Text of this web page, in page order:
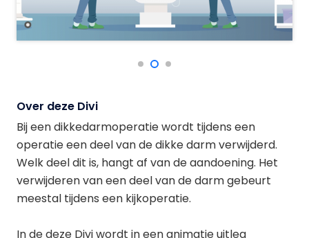
Over deze Divi
Bij een dikkedarmoperatie wordt tijdens een
operatie een deel van de dikke darm verwijderd.
Welk deel dit is, hangt af van de aandoening. Het
verwijderen van een deel van de darm gebeurt
meestal tijdens een kijkoperatie.
In de deze Divi wordt in een animatie uitleg